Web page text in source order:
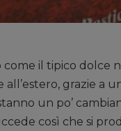
il tipico dolce
grazie a
un po’
così che si